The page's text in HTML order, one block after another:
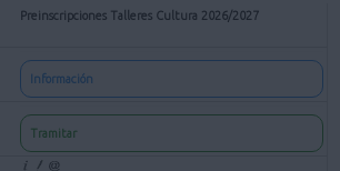
Preinscripciones Talleres Cultura 2026/2027
Información
Tramitar